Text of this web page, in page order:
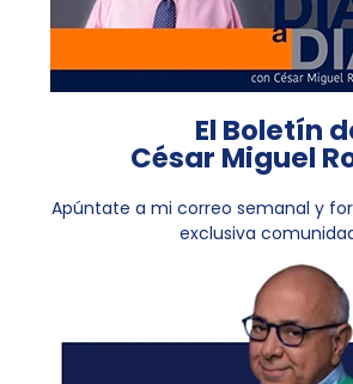
El Boletín
César Miguel
Apúntate a mi correo semanal y
exclusiva